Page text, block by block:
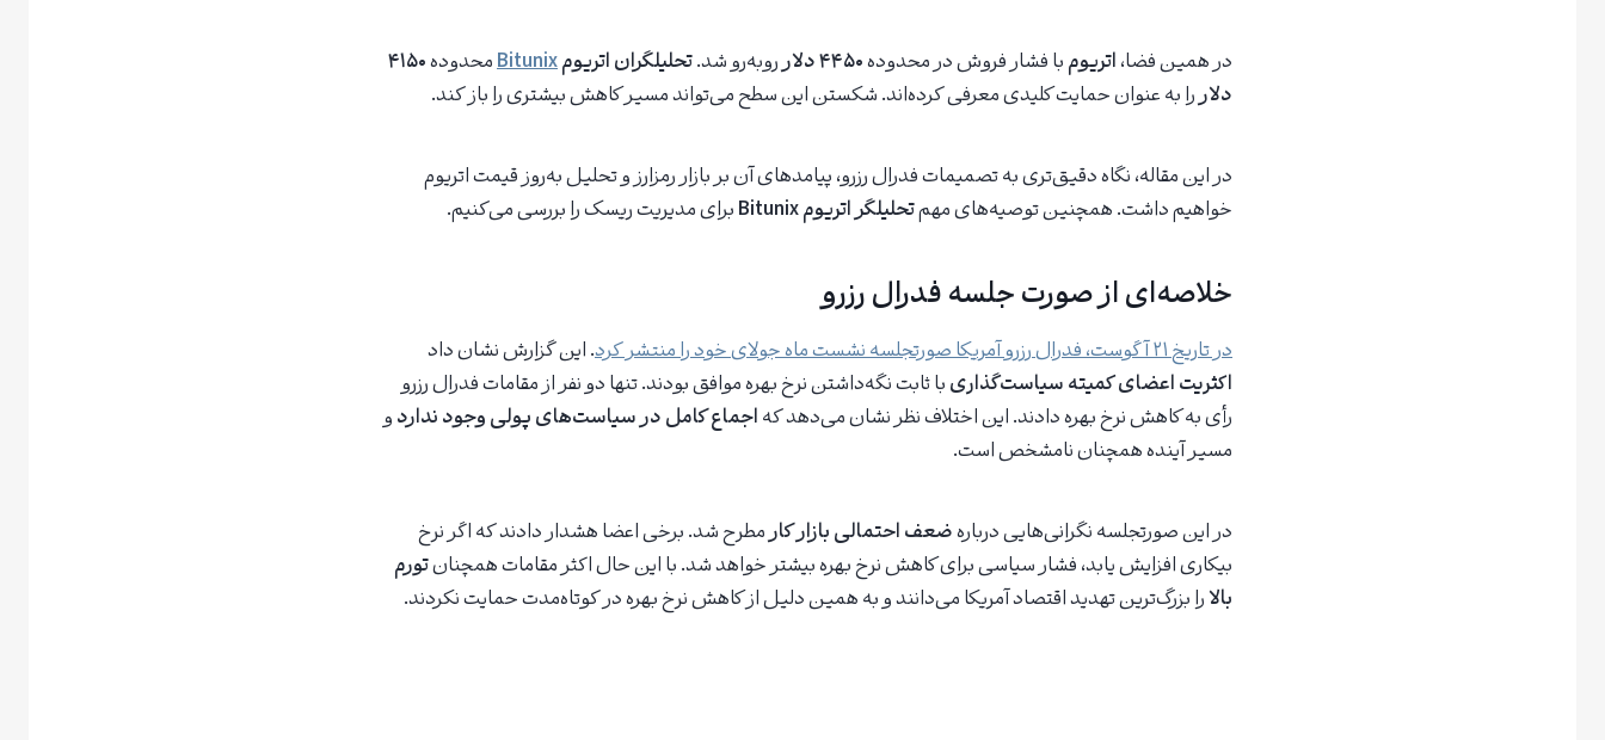
در همین فضا،اتریومبا فشار فروش در محدوده۴۴۵۰ دلار روبه‌رو شد.تحلیلگران اتریومBitunixمحدوده۴۱۵۰
دلاررا به عنوان حمایت کلیدی معرفی کرده‌اند. شکستن این سطح می‌تواند مسیر کاهش بیشتری را باز کند.
در این مقاله، نگاه دقیق‌تری به تصمیمات فدرال رزرو، پیامدهای آن بر بازار رمزارز و تحلیل به‌روز قیمت اتریوم
خواهیم داشت. همچنین توصیه‌های مهمتحلیلگر اتریوم Bitunix برای مدیریت ریسک را بررسی می‌کنیم.
خلاصه‌ای از صورت جلسه فدرال رزرو
در تاریخ ۲۱ آگوست، فدرال رزرو آمریکا صورتجلسه نشست ماه جولای خود را منتشر کرد
. این گزارش نشان داد
اکثریت اعضای کمیته سیاست‌گذاریبا ثابت نگه‌داشتن نرخ بهره موافق بودند. تنها دو نفر از مقامات فدرال رزرو
رأی به کاهش نرخ بهره دادند. این اختلاف نظر نشان می‌دهد کهاجماع کامل در سیاست‌های پولی وجود نداردو
مسیر آینده همچنان نامشخص است.
در این صورتجلسه نگرانی‌هایی دربارهضعف احتمالی بازار کارمطرح شد. برخی اعضا هشدار دادند که اگر نرخ
بیکاری افزایش یابد، فشار سیاسی برای کاهش نرخ بهره بیشتر خواهد شد. با این حال اکثر مقامات همچنانتورم
بالارا بزرگ‌ترین تهدید اقتصاد آمریکا می‌دانند و به همین دلیل از کاهش نرخ بهره در کوتاه‌مدت حمایت نکردند.